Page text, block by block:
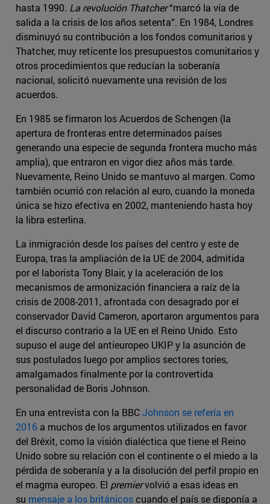
hasta 1990. La revolución Thatcher“marcó la vía de
salida a la crisis de los años setenta”. En 1984, Londres
disminuyó su contribución a los fondos comunitarios y
Thatcher, muy reticente los presupuestos comunitarios y
otros procedimientos que reducían la soberanía
nacional, solicitó nuevamente una revisión de los
acuerdos.
En 1985 se firmaron los Acuerdos de Schengen (la
apertura de fronteras entre determinados países
generando una especie de segunda frontera mucho más
amplia), que entraron en vigor diez años más tarde.
Nuevamente, Reino Unido se mantuvo al margen. Como
también ocurrió con relación al euro, cuando la moneda
única se hizo efectiva en 2002, manteniendo hasta hoy
la libra esterlina.
La inmigración desde los países del centro y este de
Europa, tras la ampliación de la UE de 2004, admitida
por el laborista Tony Blair, y la aceleración de los
mecanismos de armonización financiera a raíz de la
crisis de 2008-2011, afrontada con desagrado por el
conservador David Cameron, aportaron argumentos para
el discurso contrario a la UE en el Reino Unido. Esto
supuso el auge del antieuropeo UKIP y la asunción de
sus postulados luego por amplios sectores tories,
amalgamados finalmente por la controvertida
personalidad de Boris Johnson.
En una entrevista con la BBCJohnson se refería en
2016 a muchos de los argumentos utilizados en favor
del Bréxit, como la visión dialéctica que tiene el Reino
Unido sobre su relación con el continente o el miedo a la
pérdida de soberanía y a la disolución del perfil propio en
el magma europeo. El premiervolvió a esas ideas en
su mensaje a los británicoscuando el país se disponía a